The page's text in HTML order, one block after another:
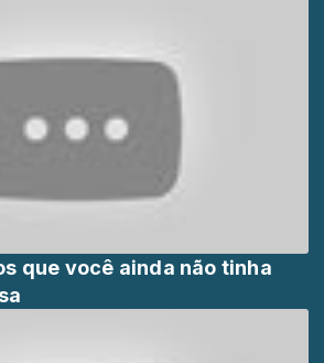
que você ainda não tinha